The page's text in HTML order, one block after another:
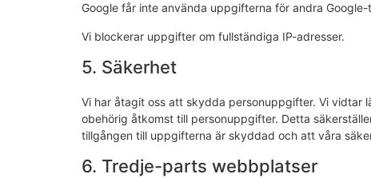
Google får inte använda uppgifterna för andra Google-
Vi blockerar uppgifter om fullständiga IP-adresser.
5. Säkerhet
Vi har åtagit oss att skydda personuppgifter. Vi vidtar
obehörig åtkomst till personuppgifter. Detta
tillgången till uppgifterna är skyddad och att våra
6. Tredje-parts webbplatser